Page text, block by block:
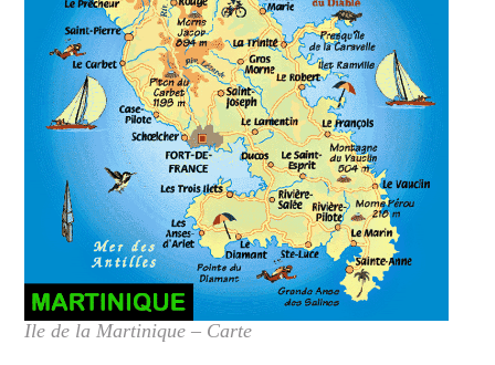
Ile de la Martinique – Carte